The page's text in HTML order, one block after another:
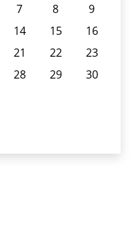
7 8
9
14 15
16
21 22
23
28 29
30